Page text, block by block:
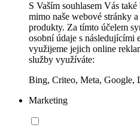
S Vaším souhlasem Vás
mimo naše webové stránky
produkty. Za tímto účelem
osobní údaje s následujícími
využijeme jejich online
služby využíváte:
Bing, Criteo, Meta, Google,
Marketing